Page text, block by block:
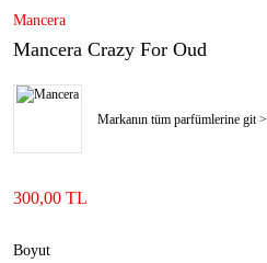
Mancera
Mancera Crazy For Oud
Markanın tüm parfümlerine git >
300,00 TL
Boyut